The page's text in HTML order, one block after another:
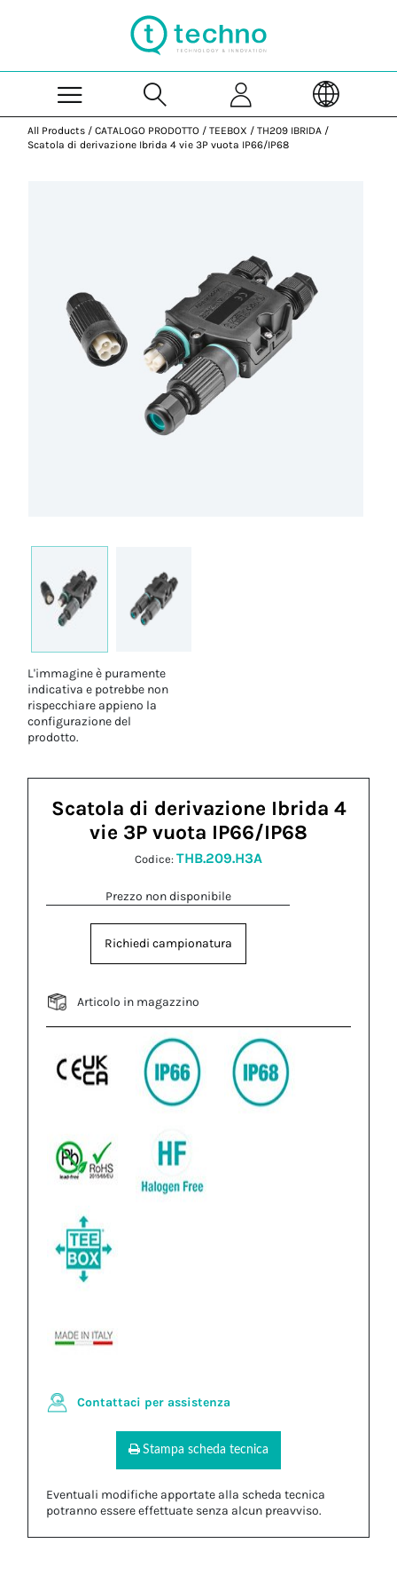
All Products / CATALOGO PRODOTTO / TEEBOX / TH209 IBRIDA /
Scatola di derivazione Ibrida 4 vie 3P vuota IP66/IP68
L'immagine è puramente
indicativa e potrebbe non
rispecchiare appieno la
configurazione del
prodotto.
Scatola di derivazione Ibrida 4
vie 3P vuota IP66/IP68
Codice: THB.209.H3A
Prezzo non disponibile
Richiedi campionatura
Articolo in magazzino
Contattaci per assistenza
Stampa scheda tecnica
Eventuali modifiche apportate alla scheda tecnica
potranno essere effettuate senza alcun preavviso.